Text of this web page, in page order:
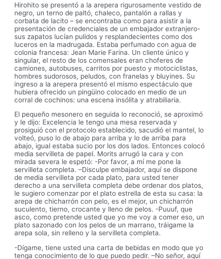
Hirohito se presentó a la arepera rigurosamente vestido de
negro, un terno de paltó, chaleco, pantalón a rallas y
corbata de lacito – se encontraba como para asistir a la
presentación de credenciales de un embajador extranjero-
sus zapatos lucían pulidos y resplandecientes como dos
luceros en la madrugada. Estaba perfumado con agua de
colonia francesa: Jean Marie Farina. Un cliente único y
singular, el resto de los comensales eran choferes de
camiones, autobuses, carritos por puesto y motociclistas,
hombres sudorosos, peludos, con franelas y bluyines. Su
ingreso a la arepera presentó el mismo espectáculo que
hubiera ofrecido un pingüino colocado en medio de un
corral de cochinos: una escena insólita y atrabiliaria.
El pequeño mesonero en seguida lo reconoció, se aproximó
y le dijo: Excelencia le tengo una mesa reservada y
prosiguió con el protocolo establecido, sacudió el mantel, lo
volteó, puso lo de abajo para arriba y lo de arriba para
abajo, igual estaba sucio por los dos lados. Entonces colocó
media servilleta de papel. Morits arrugó la cara y con
mirada severa le espetó: -Por favor, a mí me pone la
servilleta completa. –Disculpe embajador, aquí se dispone
de media servilleta por cada plato, para usted tener
derecho a una servilleta completa debe ordenar dos platos,
le sugiero comenzar por el plato estrella de esta su casa: la
arepa de chicharrón con pelo, es el mejor, un chicharrón
suculento, tierno, crocante y lleno de pelos. -Puuuf, que
asco, como pretende usted que yo me voy a comer eso, un
plato sazonado con los pelos de un marrano, tráigame la
arepa sola, sin relleno y la servilleta completa.
-Dígame, tiene usted una carta de bebidas en modo que yo
tenga conocimiento de lo que puedo pedir. –No señor, aquí